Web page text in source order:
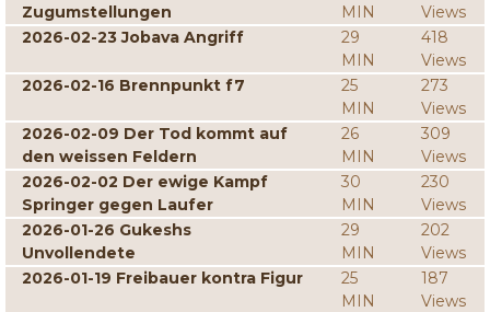
Zugumstellungen
MIN
Views
2026-02-23 Jobava Angriff
29
MIN
418
Views
2026-02-16 Brennpunkt f7
25
MIN
273
Views
2026-02-09 Der Tod kommt auf
den weissen Feldern
26
MIN
309
Views
2026-02-02 Der ewige Kampf
Springer gegen Laufer
30
MIN
230
Views
2026-01-26 Gukeshs
Unvollendete
29
MIN
202
Views
2026-01-19 Freibauer kontra Figur
25
MIN
187
Views